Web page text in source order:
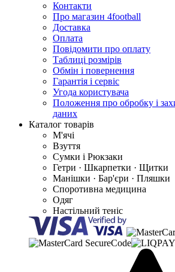
Контакти
Про магазин 4football
Доставка
Оплата
Повідомити про оплату
Таблиці розмірів
Обмін і повернення
Гарантія і сервіс
Угода користувача
Положення про обробку і
даних
Каталог товарів
М'ячі
Взуття
Сумки і Рюкзаки
Гетри · Шкарпетки · Щитки
Манішки · Бар'єри · Пляшки
Споротивна медицина
Одяг
Настільний теніс